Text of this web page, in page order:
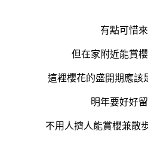
有點可惜
但在家附近能賞
這裡櫻花的盛開期應該
明年要好好
不用人擠人能賞櫻兼散